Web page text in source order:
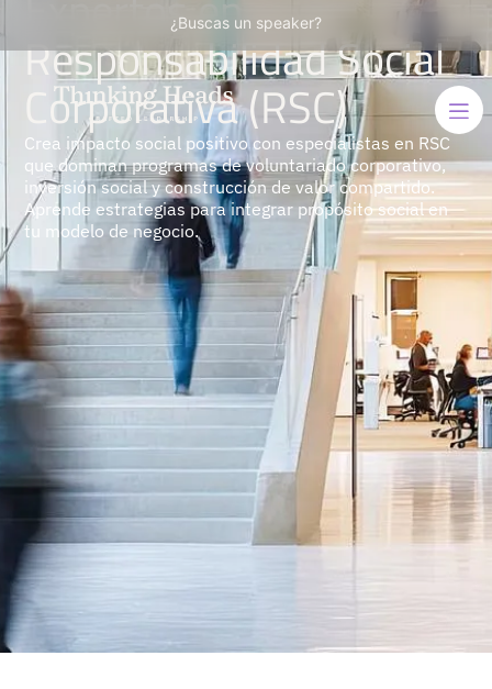
¿Buscas un speaker?
Responsabilidad Social
Corporativa (RSC)
Crea impacto social positivo con especialistas en RSC
que dominan programas de voluntariado corporativo,
inversión social y construcción de valor compartido.
Aprende estrategias para integrar propósito social en
tu modelo de negocio.